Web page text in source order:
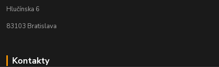
Hlučínska 6
83103 Bratislava
Kontakty